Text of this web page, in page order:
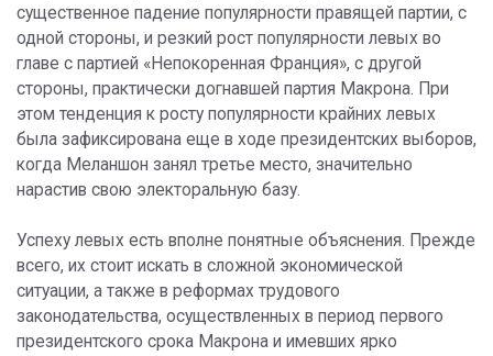
существенное падение популярности правящей партии, с
одной стороны, и резкий рост популярности левых во
главе с партией «Непокоренная Франция», с другой
стороны, практически догнавшей партия Макрона. При
этом тенденция к росту популярности крайних левых
была зафиксирована еще в ходе президентских выборов,
когда Меланшон занял третье место, значительно
нарастив свою электоральную базу.
Успеху левых есть вполне понятные объяснения. Прежде
всего, их стоит искать в сложной экономической
ситуации, а также в реформах трудового
законодательства, осуществленных в период первого
президентского срока Макрона и имевших ярко